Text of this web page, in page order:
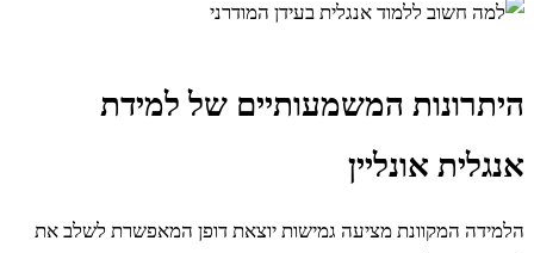
היתרונות המשמעותיים של למידת
אנגלית אונליין
הלמידה המקוונת מציעה גמישות יוצאת דופן המאפשרת לשלב את